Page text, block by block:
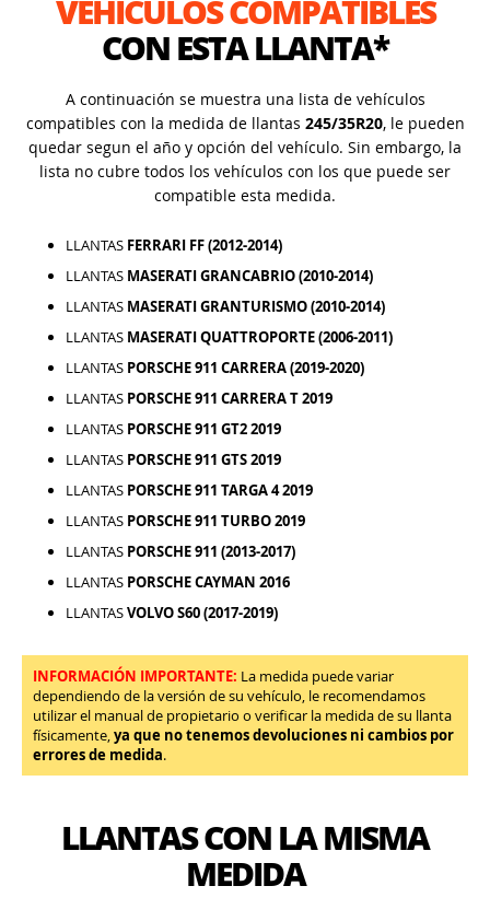
VEHÍCULOS COMPATIBLES
CON ESTA LLANTA*
A continuación se muestra una lista de vehículos
compatibles con la medida de llantas 245/35R20, le pueden
quedar segun el año y opción del vehículo. Sin embargo, la
lista no cubre todos los vehículos con los que puede ser
compatible esta medida.
LLANTAS FERRARI FF (2012-2014)
LLANTAS MASERATI GRANCABRIO (2010-2014)
LLANTAS MASERATI GRANTURISMO (2010-2014)
LLANTAS MASERATI QUATTROPORTE (2006-2011)
LLANTAS PORSCHE 911 CARRERA (2019-2020)
LLANTAS PORSCHE 911 CARRERA T 2019
LLANTAS PORSCHE 911 GT2 2019
LLANTAS PORSCHE 911 GTS 2019
LLANTAS PORSCHE 911 TARGA 4 2019
LLANTAS PORSCHE 911 TURBO 2019
LLANTAS PORSCHE 911 (2013-2017)
LLANTAS PORSCHE CAYMAN 2016
LLANTASVOLVO S60 (2017-2019)
INFORMACIÓN IMPORTANTE: La medida puede variar
dependiendo de la versión de su vehículo, le recomendamos
utilizar el manual de propietario o verificar la medida de su llanta
físicamente,ya que no tenemos devoluciones ni cambios por
errores de medida.
LLANTAS CON LA MISMA
MEDIDA